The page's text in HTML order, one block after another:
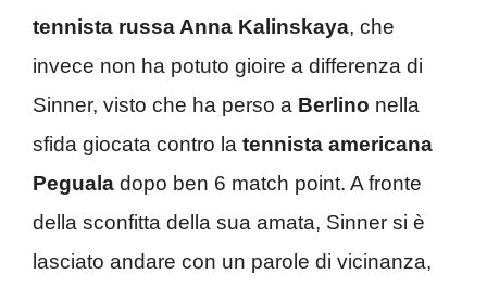
tennista russa Anna Kalinskaya, che
invece non ha potuto gioire a differenza di
Sinner, visto che ha perso a Berlino nella
sfida giocata contro la tennista americana
Peguala dopo ben 6 match point. A fronte
della sconfitta della sua amata, Sinner si è
lasciato andare con un parole di vicinanza,